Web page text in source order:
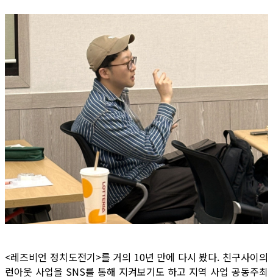
<레즈비언 정치도전기>를 거의 10년 만에 다시 봤다. 친구사이의
런아웃 사업을 SNS를 통해 지켜보기도 하고 지역 사업 공동주최